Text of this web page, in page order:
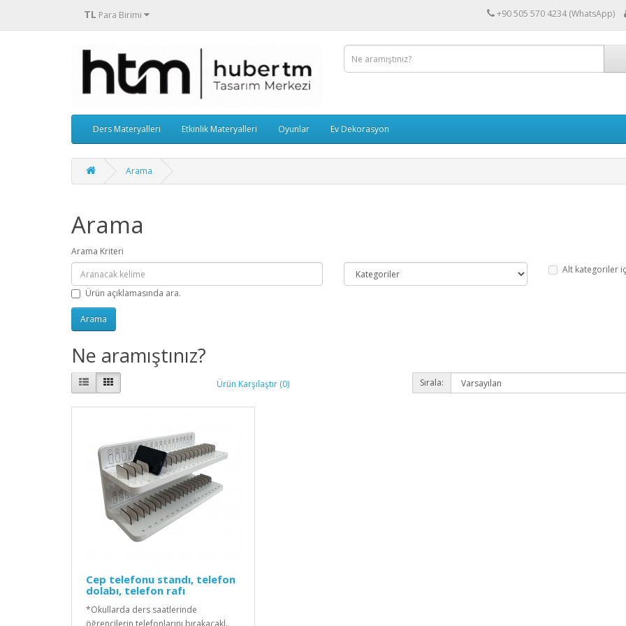
TL Para Birimi +90 505 570 4234 (WhatsApp)
Ders Materyalleri Etkinlik Materyalleri Oyunlar Ev Dekorasyon
Arama
Arama
Arama Kriteri
Alt kategoriler
Ürün açıklamasında ara.
Ne aramıştınız?
Ürün Karşılaştır (0) Sırala:
Cep telefonu standı, telefon
dolabı, telefon rafı
*Okullarda ders saatlerinde
öğrencilerin telefonlarını bırakacakl..